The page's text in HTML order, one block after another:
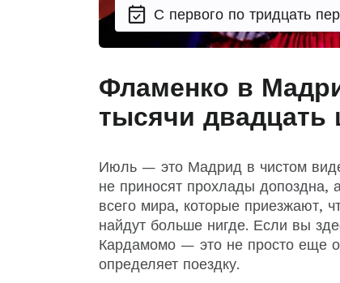
С первого по тридцать
Фламенко в
тысячи двадцать
Июль — это Мадрид в чистом
не приносят прохлады допоздна,
всего мира, которые приезжают,
найдут больше нигде. Если вы
Кардамомо — это не просто еще
определяет поездку.